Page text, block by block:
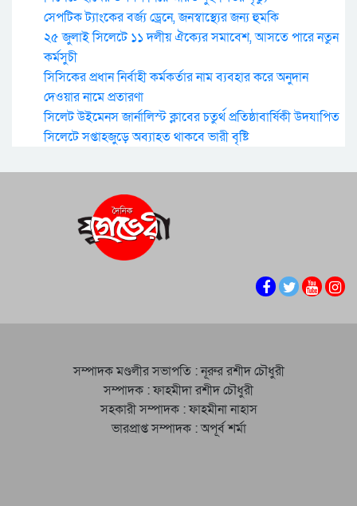
সেপটিক ট্যাংকের বর্জ্য ড্রেনে, জনস্বাস্থ্যের জন্য হুমকি
২৫ জুলাই সিলেটে ১১ দলীয় ঐক্যের সমাবেশ, আসতে পারে নতুন
কর্মসুচী
সিসিকের প্রধান নির্বাহী কর্মকর্তার নাম ব্যবহার করে অনুদান
দেওয়ার নামে প্রতারণা
সিলেট উইমেনস জার্নালিস্ট ক্লাবের চতুর্থ প্রতিষ্ঠাবার্ষিকী উদযাপিত
সিলেটে সপ্তাহজুড়ে অব্যাহত থাকবে ভারী বৃষ্টি
সম্পাদক মণ্ডলীর সভাপতি : নূরুর রশীদ চৌধুরী
সম্পাদক : ফাহমীদা রশীদ চৌধুরী
সহকারী সম্পাদক : ফাহমীনা নাহাস
ভারপ্রাপ্ত সম্পাদক : অপূর্ব শর্মা